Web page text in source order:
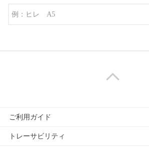
ご利用ガイド
トレーサビリティ